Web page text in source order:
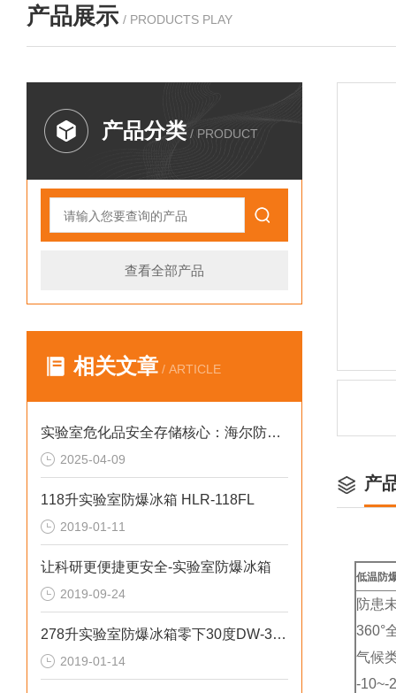
产品展示 / PRODUCTS PLAY
产品分类 / PRODUCT
查看全部产品
相关文章 / ARTICLE
实验室危化品安全存储核心：海尔防爆箱
2025-04-09
118升实验室防爆冰箱 HLR-118FL
2019-01-11
让科研更便捷更安全-实验室防爆冰箱
2019-09-24
278升实验室防爆冰箱零下30度DW-30L278FL
2019-01-14
产
低温防
防患
360°
气候
-10~-